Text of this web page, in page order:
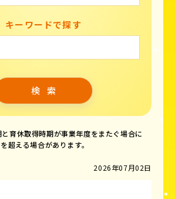
キーワードで探す
育休取得時期が事業年度をまたぐ場合に
超える場合があります。
2026年07月02日